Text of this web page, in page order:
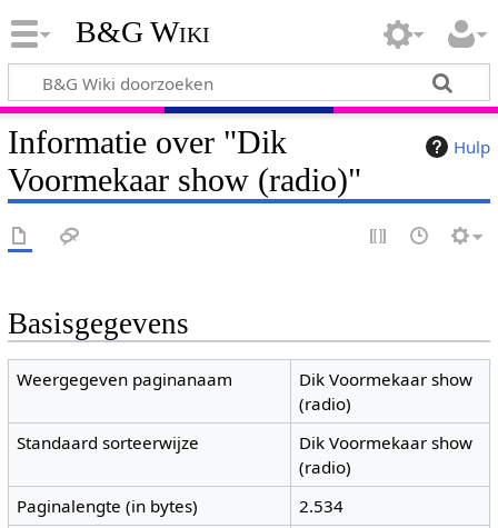
B&G Wiki
Hulp
Informatie over "Dik
Voormekaar show (radio)"
Basisgegevens
Weergegeven paginanaam
Dik Voormekaar show
(radio)
Standaard sorteerwijze
Dik Voormekaar show
(radio)
Paginalengte (in bytes)
2.534